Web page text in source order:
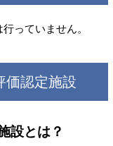
っていません。
価認定施設
設とは？